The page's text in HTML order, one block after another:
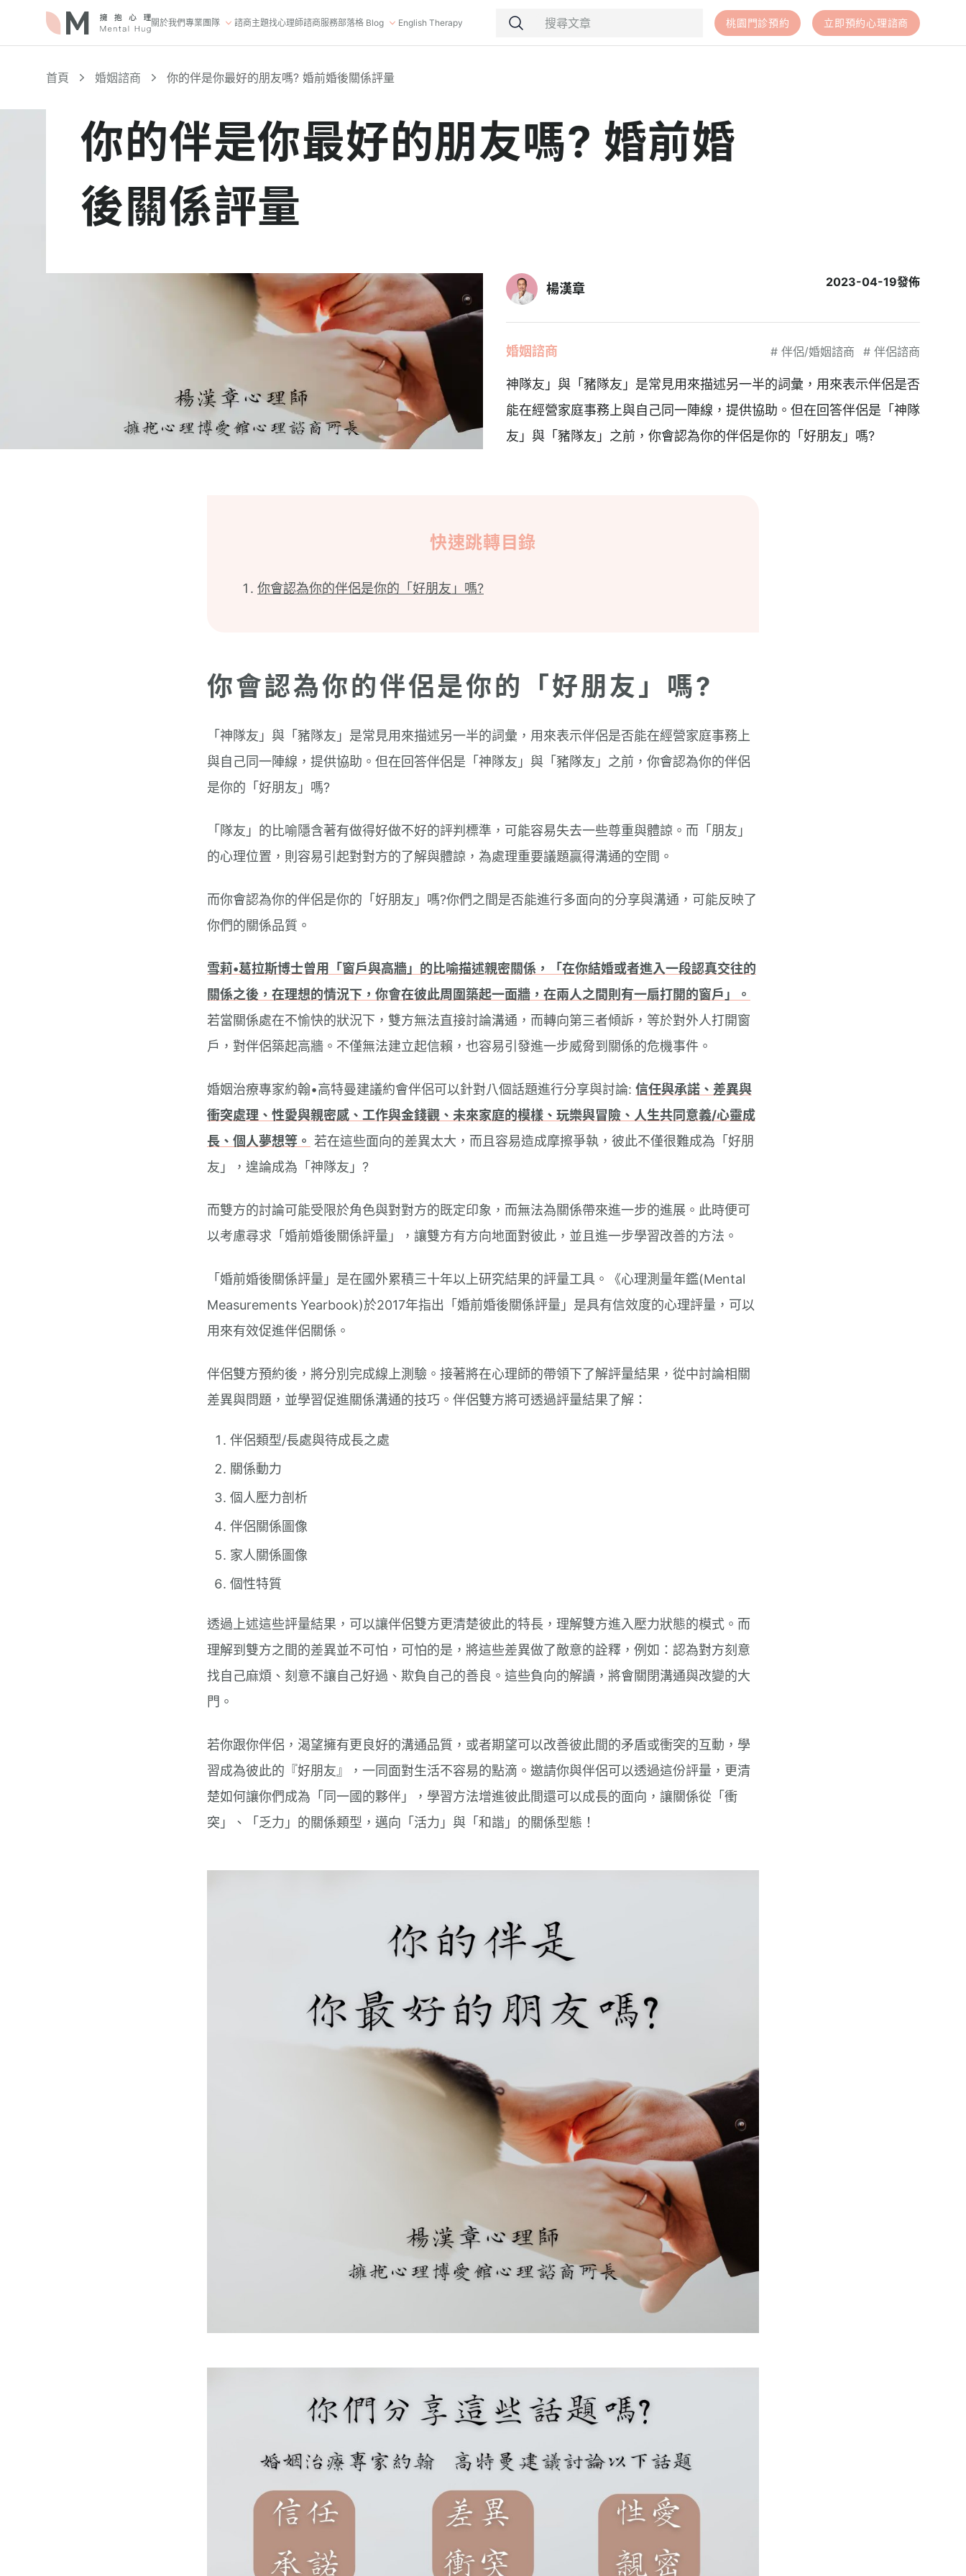
關於我們專業團隊 諮商主題找心理師諮商服務部落格 Blog English Therapy 桃園門診預約 立即預約心理諮商
首頁 婚姻諮商 你的伴是你最好的朋友嗎? 婚前婚後關係評量
你的伴是你最好的朋友嗎? 婚前婚
後關係評量
楊漢章 2023-04-19發佈
婚姻諮商 # 伴侶/婚姻諮商 # 伴侶諮商
神隊友」與「豬隊友」是常見用來描述另一半的詞彙，用來表示伴侶是否
能在經營家庭事務上與自己同一陣線，提供協助。但在回答伴侶是「神隊
友」與「豬隊友」之前，你會認為你的伴侶是你的「好朋友」嗎?
快速跳轉目錄
你會認為你的伴侶是你的「好朋友」嗎?
你會認為你的伴侶是你的「好朋友」嗎?
「神隊友」與「豬隊友」是常見用來描述另一半的詞彙，用來表示伴侶是否能在經營家庭事務上
與自己同一陣線，提供協助。但在回答伴侶是「神隊友」與「豬隊友」之前，你會認為你的伴侶
是你的「好朋友」嗎?
「隊友」的比喻隱含著有做得好做不好的評判標準，可能容易失去一些尊重與體諒。而「朋友」
的心理位置，則容易引起對對方的了解與體諒，為處理重要議題贏得溝通的空間。
而你會認為你的伴侶是你的「好朋友」嗎?你們之間是否能進行多面向的分享與溝通，可能反映了
你們的關係品質。
雪莉•葛拉斯博士曾用「窗戶與高牆」的比喻描述親密關係，「在你結婚或者進入一段認真交往的
關係之後，在理想的情況下，你會在彼此周圍築起一面牆，在兩人之間則有一扇打開的窗戶」。
若當關係處在不愉快的狀況下，雙方無法直接討論溝通，而轉向第三者傾訴，等於對外人打開窗
戶，對伴侶築起高牆。不僅無法建立起信賴，也容易引發進一步威脅到關係的危機事件。
婚姻治療專家約翰•高特曼建議約會伴侶可以針對八個話題進行分享與討論: 信任與承諾、差異與
衝突處理、性愛與親密感、工作與金錢觀、未來家庭的模樣、玩樂與冒險、人生共同意義/心靈成
長、個人夢想等。 若在這些面向的差異太大，而且容易造成摩擦爭執，彼此不僅很難成為「好朋
友」，遑論成為「神隊友」?
而雙方的討論可能受限於角色與對對方的既定印象，而無法為關係帶來進一步的進展。此時便可
以考慮尋求「婚前婚後關係評量」，讓雙方有方向地面對彼此，並且進一步學習改善的方法。
「婚前婚後關係評量」是在國外累積三十年以上研究結果的評量工具。《心理測量年鑑(Mental
Measurements Yearbook)於2017年指出「婚前婚後關係評量」是具有信效度的心理評量，可以
用來有效促進伴侶關係。
伴侶雙方預約後，將分別完成線上測驗。接著將在心理師的帶領下了解評量結果，從中討論相關
差異與問題，並學習促進關係溝通的技巧。伴侶雙方將可透過評量結果了解：
伴侶類型/長處與待成長之處
關係動力
個人壓力剖析
伴侶關係圖像
家人關係圖像
個性特質
透過上述這些評量結果，可以讓伴侶雙方更清楚彼此的特長，理解雙方進入壓力狀態的模式。而
理解到雙方之間的差異並不可怕，可怕的是，將這些差異做了敵意的詮釋，例如：認為對方刻意
找自己麻煩、刻意不讓自己好過、欺負自己的善良。這些負向的解讀，將會關閉溝通與改變的大
門。
若你跟你伴侶，渴望擁有更良好的溝通品質，或者期望可以改善彼此間的矛盾或衝突的互動，學
習成為彼此的『好朋友』，一同面對生活不容易的點滴。邀請你與伴侶可以透過這份評量，更清
楚如何讓你們成為「同一國的夥伴」，學習方法增進彼此間還可以成長的面向，讓關係從「衝
突」、「乏力」的關係類型，邁向「活力」與「和諧」的關係型態！